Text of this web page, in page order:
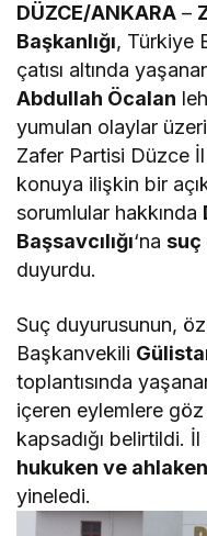
DÜZCE/ANKARA –
Başkanlığı, Türkiye
çatısı altında
Abdullah Öcalan
yumulan olaylar
Zafer Partisi Düzce İl
konuya ilişkin bir
sorumlular hakkında
Başsavcılığı‘nasuç
duyurdu.
Suç duyurusunun,
Başkanvekili
toplantısında
içeren eylemlere
kapsadığı belirtildi.
hukuken ve
yineledi.